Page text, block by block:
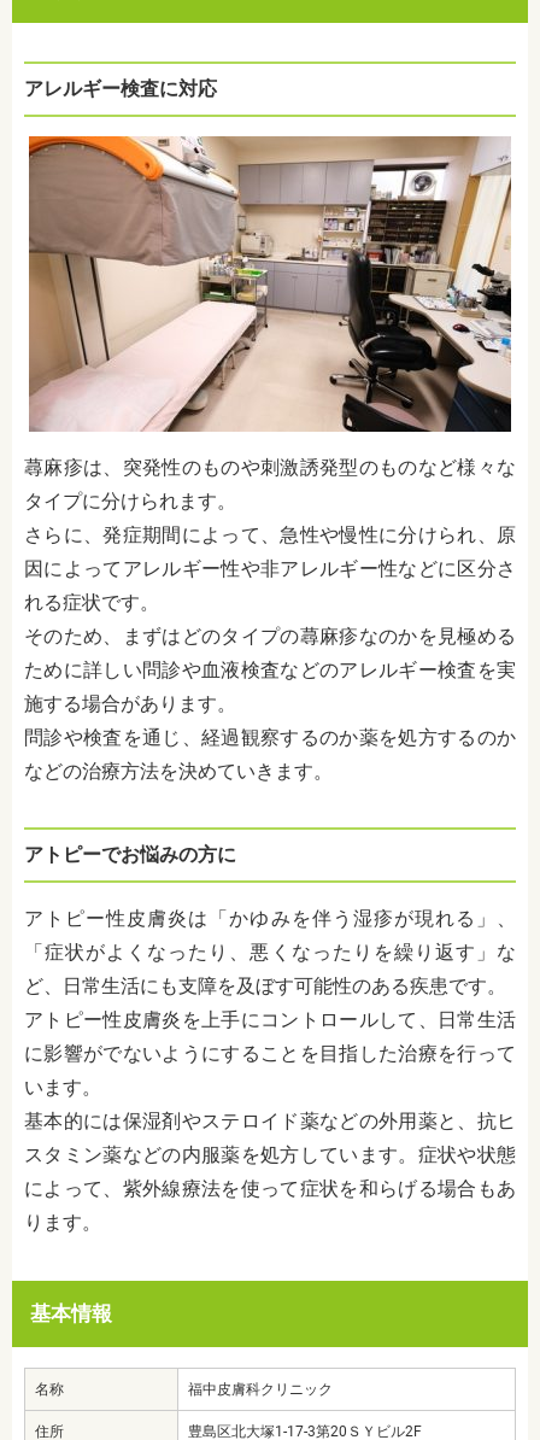
アレルギー検査に対応
蕁麻疹は、突発性のものや刺激誘発型のものなど様々な
タイプに分けられます。
さらに、発症期間によって、急性や慢性に分けられ、原
因によってアレルギー性や非アレルギー性などに区分さ
れる症状です。
そのため、まずはどのタイプの蕁麻疹なのかを見極める
ために詳しい問診や血液検査などのアレルギー検査を実
施する場合があります。
問診や検査を通じ、経過観察するのか薬を処方するのか
などの治療方法を決めていきます。
アトピーでお悩みの方に
アトピー性皮膚炎は「かゆみを伴う湿疹が現れる」、
「症状がよくなったり、悪くなったりを繰り返す」な
ど、日常生活にも支障を及ぼす可能性のある疾患です。
アトピー性皮膚炎を上手にコントロールして、日常生活
に影響がでないようにすることを目指した治療を行って
います。
基本的には保湿剤やステロイド薬などの外用薬と、抗ヒ
スタミン薬などの内服薬を処方しています。症状や状態
によって、紫外線療法を使って症状を和らげる場合もあ
ります。
基本情報
名称 福中皮膚科クリニック
住所 豊島区北大塚1-17-3第20ＳＹビル2F